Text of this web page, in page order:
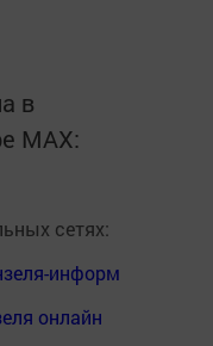
в
MАХ:
сетях:
информ
онлайн